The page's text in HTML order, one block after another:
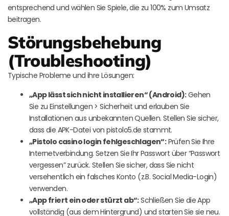
entsprechend und wählen Sie Spiele, die zu 100% zum Umsatz
beitragen.
Störungsbehebung
(Troubleshooting)
Typische Probleme und ihre Lösungen:
„App lässt sich nicht installieren“ (Android):Gehen
Sie zu Einstellungen > Sicherheit und erlauben Sie
Installationen aus unbekannten Quellen. Stellen Sie sicher,
dass die APK-Datei von pistolo5.de stammt.
„Pistolo casino login fehlgeschlagen“:Prüfen Sie Ihre
Internetverbindung. Setzen Sie Ihr Passwort über “Passwort
vergessen” zurück. Stellen Sie sicher, dass Sie nicht
versehentlich ein falsches Konto (z.B. Social Media-Login)
verwenden.
„App friert ein oder stürzt ab“:Schließen Sie die App
vollständig (aus dem Hintergrund) und starten Sie sie neu.